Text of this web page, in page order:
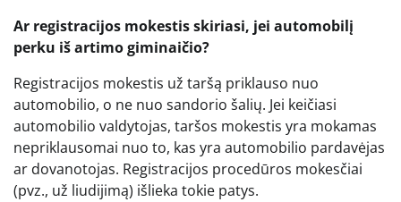
Ar registracijos mokestis skiriasi, jei automobilį
perku iš artimo giminaičio?
Registracijos mokestis už taršą priklauso nuo
automobilio, o ne nuo sandorio šalių. Jei keičiasi
automobilio valdytojas, taršos mokestis yra mokamas
nepriklausomai nuo to, kas yra automobilio pardavėjas
ar dovanotojas. Registracijos procedūros mokesčiai
(pvz., už liudijimą) išlieka tokie patys.